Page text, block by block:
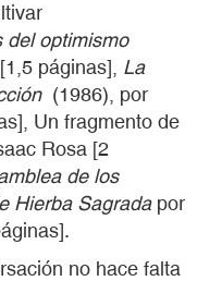
del optimismo
páginas], La
(1986), por
Un fragmento de
Rosa [2
de los
Hierba Sagradapor
no hace falta